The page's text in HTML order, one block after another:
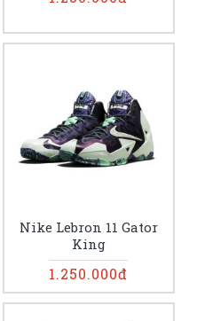
Nike Lebron 11 Gator
King
1.250.000đ